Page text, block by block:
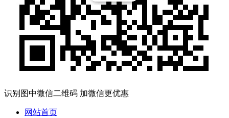
识别图中微信二维码 加微信更优惠
网站首页